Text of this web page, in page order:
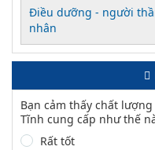
Điều dưỡng - người
nhân
Bạn cảm thấy chất
Tĩnh cung cấp như thế
Rất tốt